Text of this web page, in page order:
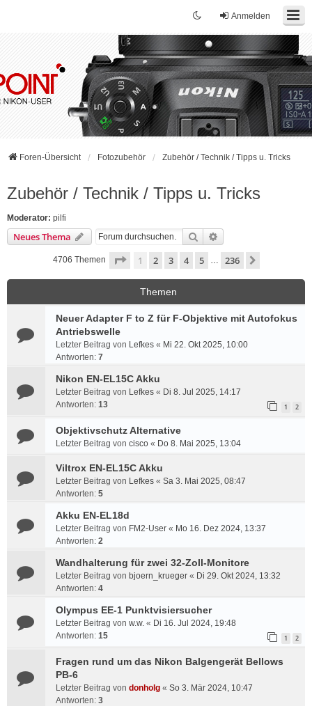
Anmelden
Foren-Übersicht Fotozubehör Zubehör / Technik / Tipps u. Tricks
Zubehör / Technik / Tipps u. Tricks
Moderator: pilfi
Neues Thema Suche
4706 Themen Seite 1von 236
1 2 3 4 5 … 236
Themen
Neuer Adapter F to Z für F-Objektive mit Autofokus
Antriebswelle
Letzter Beitrag von Lefkes « Mi 22. Okt 2025, 10:00
Antworten: 7
Nikon EN-EL15C Akku
Letzter Beitrag von Lefkes « Di 8. Jul 2025, 14:17
Antworten: 13 1 2
Objektivschutz Alternative
Letzter Beitrag von cisco « Do 8. Mai 2025, 13:04
Viltrox EN-EL15C Akku
Letzter Beitrag von Lefkes « Sa 3. Mai 2025, 08:47
Antworten: 5
Akku EN-EL18d
Letzter Beitrag von FM2-User « Mo 16. Dez 2024, 13:37
Antworten: 2
Wandhalterung für zwei 32-Zoll-Monitore
Letzter Beitrag von bjoern_krueger « Di 29. Okt 2024, 13:32
Antworten: 4
Olympus EE-1 Punktvisiersucher
Letzter Beitrag von w.w. « Di 16. Jul 2024, 19:48
Antworten: 15 1 2
Fragen rund um das Nikon Balgengerät Bellows
PB-6
Letzter Beitrag von donholg « So 3. Mär 2024, 10:47
Antworten: 3